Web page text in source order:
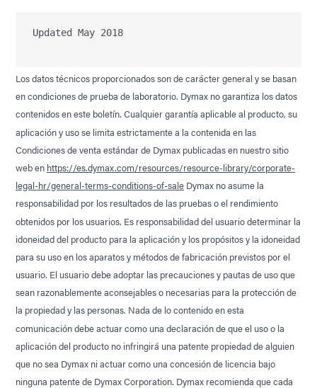
Updated May 2018
Los datos técnicos proporcionados son de carácter general y se basan
en condiciones de prueba de laboratorio. Dymax no garantiza los datos
contenidos en este boletín. Cualquier garantía aplicable al producto, su
aplicación y uso se limita estrictamente a la contenida en las
Condiciones de venta estándar de Dymax publicadas en nuestro sitio
web en https://es.dymax.com/resources/resource-library/corporate-
legal-hr/general-terms-conditions-of-sale Dymax no asume la
responsabilidad por los resultados de las pruebas o el rendimiento
obtenidos por los usuarios. Es responsabilidad del usuario determinar la
idoneidad del producto para la aplicación y los propósitos y la idoneidad
para su uso en los aparatos y métodos de fabricación previstos por el
usuario. El usuario debe adoptar las precauciones y pautas de uso que
sean razonablemente aconsejables o necesarias para la protección de
la propiedad y las personas. Nada de lo contenido en esta
comunicación debe actuar como una declaración de que el uso o la
aplicación del producto no infringirá una patente propiedad de alguien
que no sea Dymax ni actuar como una concesión de licencia bajo
ninguna patente de Dymax Corporation. Dymax recomienda que cada